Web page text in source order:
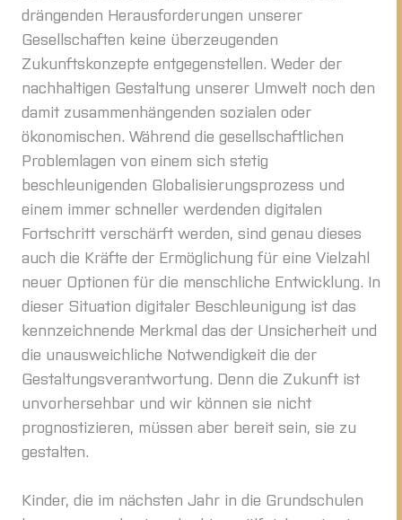
drängenden Herausforderungen unserer
Gesellschaften keine überzeugenden
Zukunftskonzepte entgegenstellen. Weder der
nachhaltigen Gestaltung unserer Umwelt noch den
damit zusammenhängenden sozialen oder
ökonomischen. Während die gesellschaftlichen
Problemlagen von einem sich stetig
beschleunigenden Globalisierungsprozess und
einem immer schneller werdenden digitalen
Fortschritt verschärft werden, sind genau dieses
auch die Kräfte der Ermöglichung für eine Vielzahl
neuer Optionen für die menschliche Entwicklung. In
dieser Situation digitaler Beschleunigung ist das
kennzeichnende Merkmal das der Unsicherheit und
die unausweichliche Notwendigkeit die der
Gestaltungsverantwortung. Denn die Zukunft ist
unvorhersehbar und wir können sie nicht
prognostizieren, müssen aber bereit sein, sie zu
gestalten.
Kinder, die im nächsten Jahr in die Grundschulen